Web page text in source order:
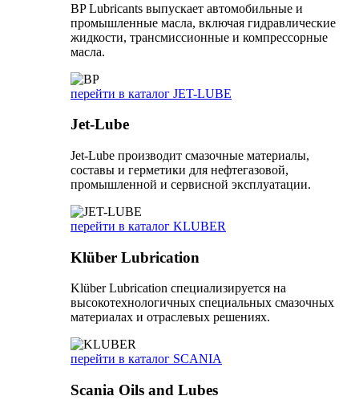
BP Lubricants выпускает автомобильные и
промышленные масла, включая гидравлические
жидкости, трансмиссионные и компрессорные
масла.
перейти в каталог JET-LUBE
Jet-Lube
Jet-Lube производит смазочные материалы,
составы и герметики для нефтегазовой,
промышленной и сервисной эксплуатации.
перейти в каталог KLUBER
Klüber Lubrication
Klüber Lubrication специализируется на
высокотехнологичных специальных смазочных
материалах и отраслевых решениях.
перейти в каталог SCANIA
Scania Oils and Lubes